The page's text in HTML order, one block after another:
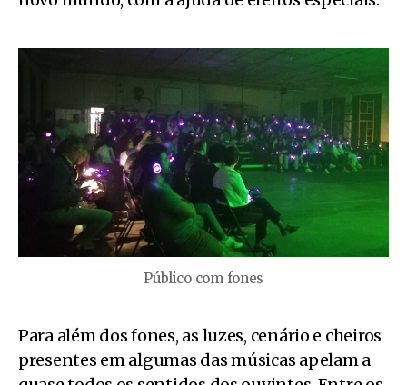
Público com fones
Para além dos fones, as luzes, cenário e cheiros
presentes em algumas das músicas apelam a